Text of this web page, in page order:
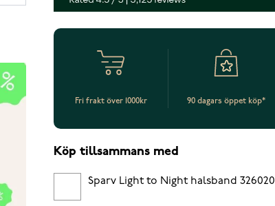
Fri frakt över 1000kr 90 dagars öppet köp*
Köp tillsammans med
Sparv Light to Night halsband 3260201